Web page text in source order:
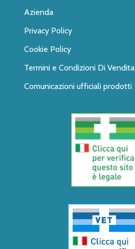
Azienda
Privacy Policy
Cookie Policy
Termini e Condizioni Di Vendita
Comunicazioni ufficiali prodotti